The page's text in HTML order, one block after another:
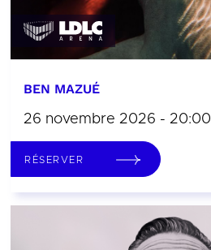
BEN MAZUÉ
26 novembre 2026 - 20:00
RÉSERVER